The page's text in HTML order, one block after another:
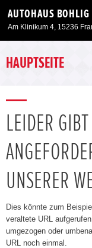
AUTOHAUS BOHLIG
Am Klinikum 4, 15236
Neuwagen
Angebote
Unser Autohaus
HAUPTSEITE
LEIDER
UNSERER
Dies könnte zum
veraltete URL
umgezogen oder
URL noch einmal.